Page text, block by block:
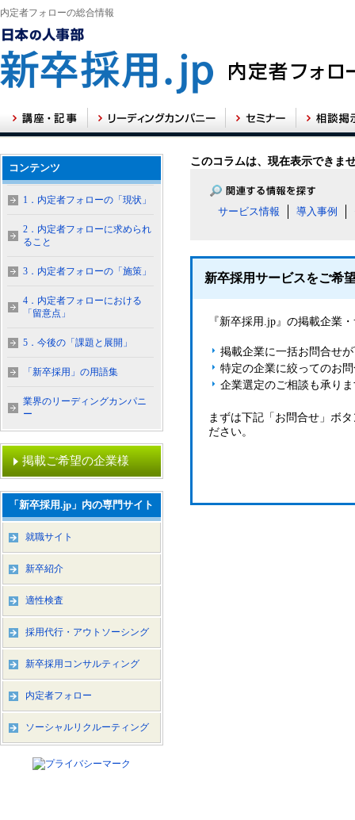
内定者フォローの総合情報
このコラムは、現在表示できま
サービス情報 導入事例
新卒採用サービスをご希
『新卒採用.jp』の掲載企業
掲載企業に一括お問合せ
特定の企業に絞ってのお
企業選定のご相談も承り
まずは下記「お問合せ」ボ
ださい。
コンテンツ
1．内定者フォローの「現状」
2．内定者フォローに求められ
ること
3．内定者フォローの「施策」
4．内定者フォローにおける
「留意点」
5．今後の「課題と展開」
「新卒採用」の用語集
業界のリーディングカンパニ
ー
掲載ご希望の企業様
「新卒採用.jp」内の専門サイト
就職サイト
新卒紹介
適性検査
採用代行・アウトソーシング
新卒採用コンサルティング
内定者フォロー
ソーシャルリクルーティング